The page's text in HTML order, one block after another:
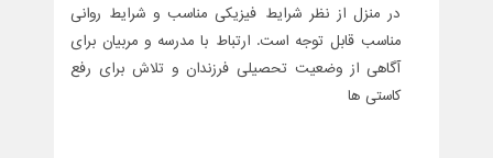
در منزل از نظر شرایط فیزیکی مناسب و شرایط روانی
مناسب قابل توجه است. ارتباط با مدرسه و مربیان برای
آگاهی از وضعیت تحصیلی فرزندان و تلاش برای رفع
کاستی ها